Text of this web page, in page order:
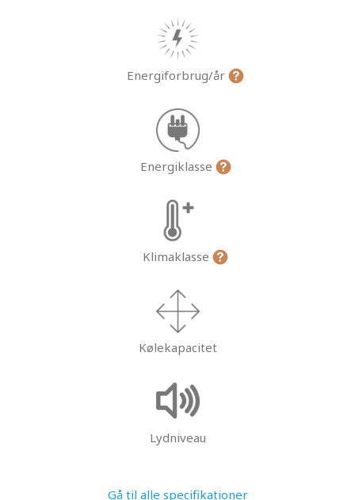
Energiforbrug/år
Energiklasse
Klimaklasse
Kølekapacitet
Lydniveau
Gå til alle specifikationer